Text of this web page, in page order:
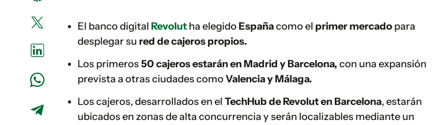
El banco digital Revolut ha elegido Españacomo el primer mercado para
desplegar su red de cajeros propios.
Los primeros50 cajeros estarán en Madrid y Barcelona, con una expansión
prevista a otras ciudades como Valencia y Málaga.
Los cajeros, desarrollados en el TechHub de Revolut en Barcelona, estarán
ubicados en zonas de alta concurrencia y serán localizables mediante un